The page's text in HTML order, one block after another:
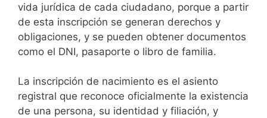
vida jurídica de cada ciudadano, porque a partir
de esta inscripción se generan derechos y
obligaciones, y se pueden obtener documentos
como el DNI, pasaporte o libro de familia.
La inscripción de nacimiento es el asiento
registral que reconoce oficialmente la existencia
de una persona, su identidad y filiación, y